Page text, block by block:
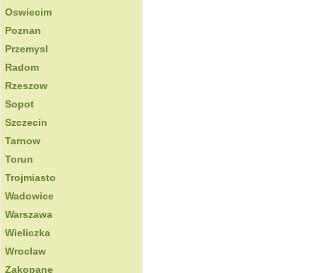
Oswiecim
Poznan
Przemysl
Radom
Rzeszow
Sopot
Szczecin
Tarnow
Torun
Trojmiasto
Wadowice
Warszawa
Wieliczka
Wroclaw
Zakopane